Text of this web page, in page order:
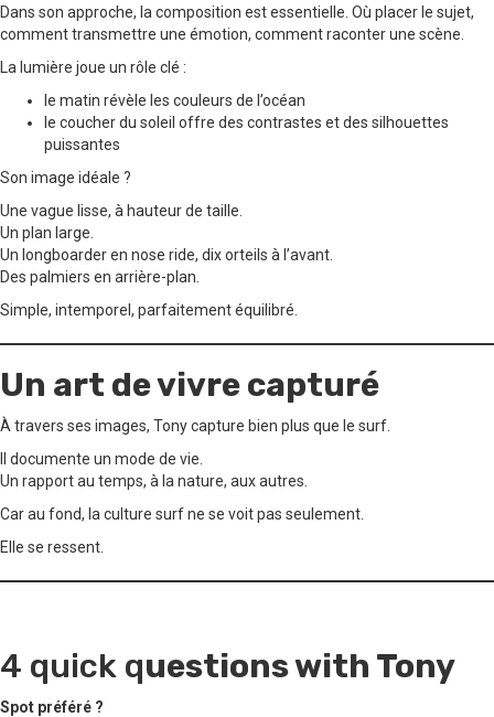
Dans son approche, la composition est essentielle. Où placer le sujet,
comment transmettre une émotion, comment raconter une scène.
La lumière joue un rôle clé :
le matin révèle les couleurs de l’océan
le coucher du soleil offre des contrastes et des silhouettes
puissantes
Son image idéale ?
Une vague lisse, à hauteur de taille.
Un plan large.
Un longboarder en nose ride, dix orteils à l’avant.
Des palmiers en arrière-plan.
Simple, intemporel, parfaitement équilibré.
Un art de vivre capturé
À travers ses images, Tony capture bien plus que le surf.
Il documente un mode de vie.
Un rapport au temps, à la nature, aux autres.
Car au fond, la culture surf ne se voit pas seulement.
Elle se ressent.
4 quick questions with Tony
Spot préféré ?